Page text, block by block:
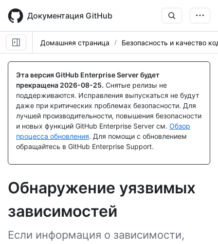
main
content
Документация GitHub
Домашняя страница Безопасность и качество
Эта версия GitHub Enterprise Server будет
прекращена 2026-08-25. Снятые релизы не
поддерживаются. Исправления выпускаться не будут
даже при критических проблемах безопасности. Для
лучшей производительности, повышения безопасности
и новых функций GitHub Enterprise Server см. Обзор
процесса обновления. Для помощи с обновлением
обращайтесь в GitHub Enterprise Support.
Обнаружение уязвимых
зависимостей
Если информация о зависимости,